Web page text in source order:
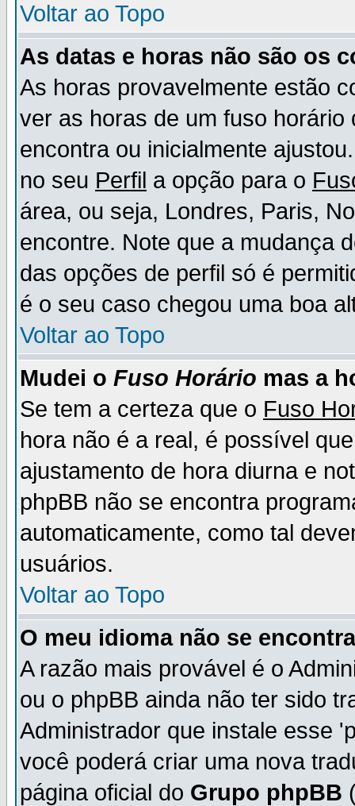
Voltar ao Topo
As datas e horas não são os
As horas provavelmente estão
ver as horas de um fuso
encontra ou inicialmente
no seu Perfil a opção para o
área, ou seja, Londres, Paris,
encontre. Note que a mudança
das opções de perfil só é
é o seu caso chegou uma boa
Voltar ao Topo
Mudei o Fuso Horário mas a
Se tem a certeza que o Fuso
hora não é a real, é possível
ajustamento de hora diurna e
phpBB não se encontra
automaticamente, como tal
usuários.
Voltar ao Topo
O meu idioma não se
A razão mais provável é o
ou o phpBB ainda não ter sido
Administrador que instale esse
você poderá criar uma nova
página oficial do Grupo phpBB